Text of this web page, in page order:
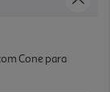
Cone para